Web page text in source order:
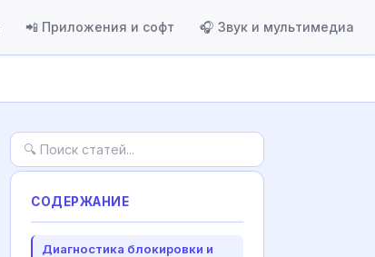
📲 Приложения и софт 🎧 Звук и мультимедиа
СОДЕРЖАНИЕ
Диагностика блокировки и